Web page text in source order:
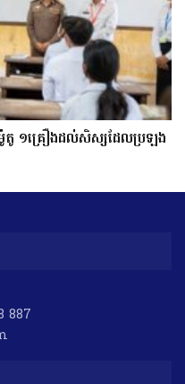
ន់ម៉ូតូ ១គ្រឿងដល់សិស្សដែលប្រឡង
887